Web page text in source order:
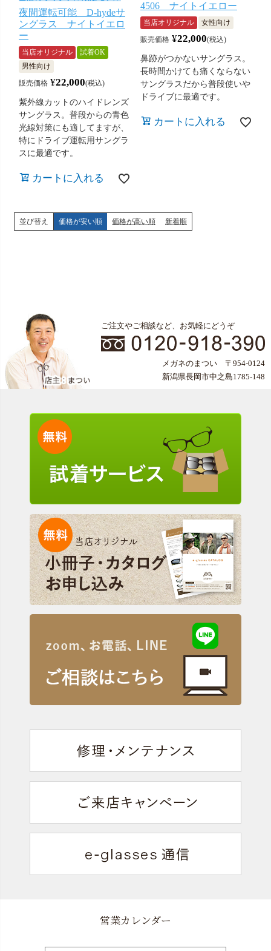
夜間運転可能 D-hydeサ
ングラス ナイトイエロ
ー
当店オリジナル
試着OK
男性向け
販売価格 ¥22,000 税込
紫外線カットのハイドレンズ
サングラス。普段からの青色
光線対策にも適してますが、
特にドライブ運転用サングラ
スに最適です。
カートに入れる
4506 ナイトイエロー
当店オリジナル
女性向け
販売価格 ¥22,000 税込
鼻跡がつかないサングラス。
長時間かけても痛くならない
サングラスだから普段使いや
ドライブに最適です。
カートに入れる
並び替え 価格が安い順 価格が高い順 新着順
ご注文やご相談など、お気軽にどうぞ
メガネのまつい 〒954-0124
新潟県長岡市中之島1785-148
営業カレンダー